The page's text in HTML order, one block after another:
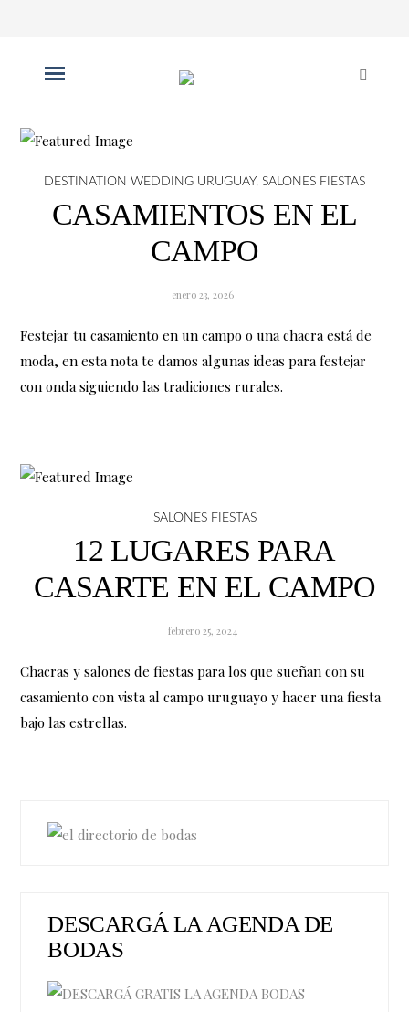
DESTINATION WEDDING URUGUAY, SALONES FIESTAS
CASAMIENTOS EN EL
CAMPO
enero 23, 2026
Festejar tu casamiento en un campo o una chacra está de
moda, en esta nota te damos algunas ideas para festejar
con onda siguiendo las tradiciones rurales.
SALONES FIESTAS
12 LUGARES PARA
CASARTE EN EL CAMPO
febrero 25, 2024
Chacras y salones de fiestas para los que sueñan con su
casamiento con vista al campo uruguayo y hacer una fiesta
bajo las estrellas.
DESCARGÁ LA AGENDA DE
BODAS